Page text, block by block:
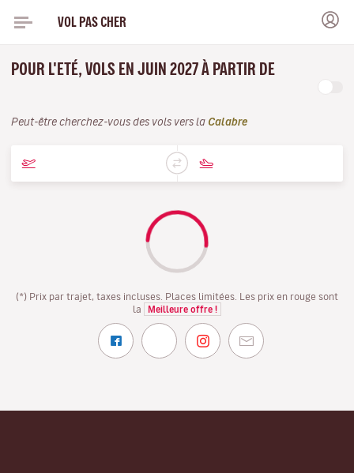
VOL PAS CHER
POUR L'ETÉ, VOLS EN JUIN 2027 À PARTIR DE
Peut-être cherchez-vous des vols vers la Calabre
(*) Prix par trajet, taxes incluses. Places limitées. Les prix en rouge sont
la
Meilleure offre !